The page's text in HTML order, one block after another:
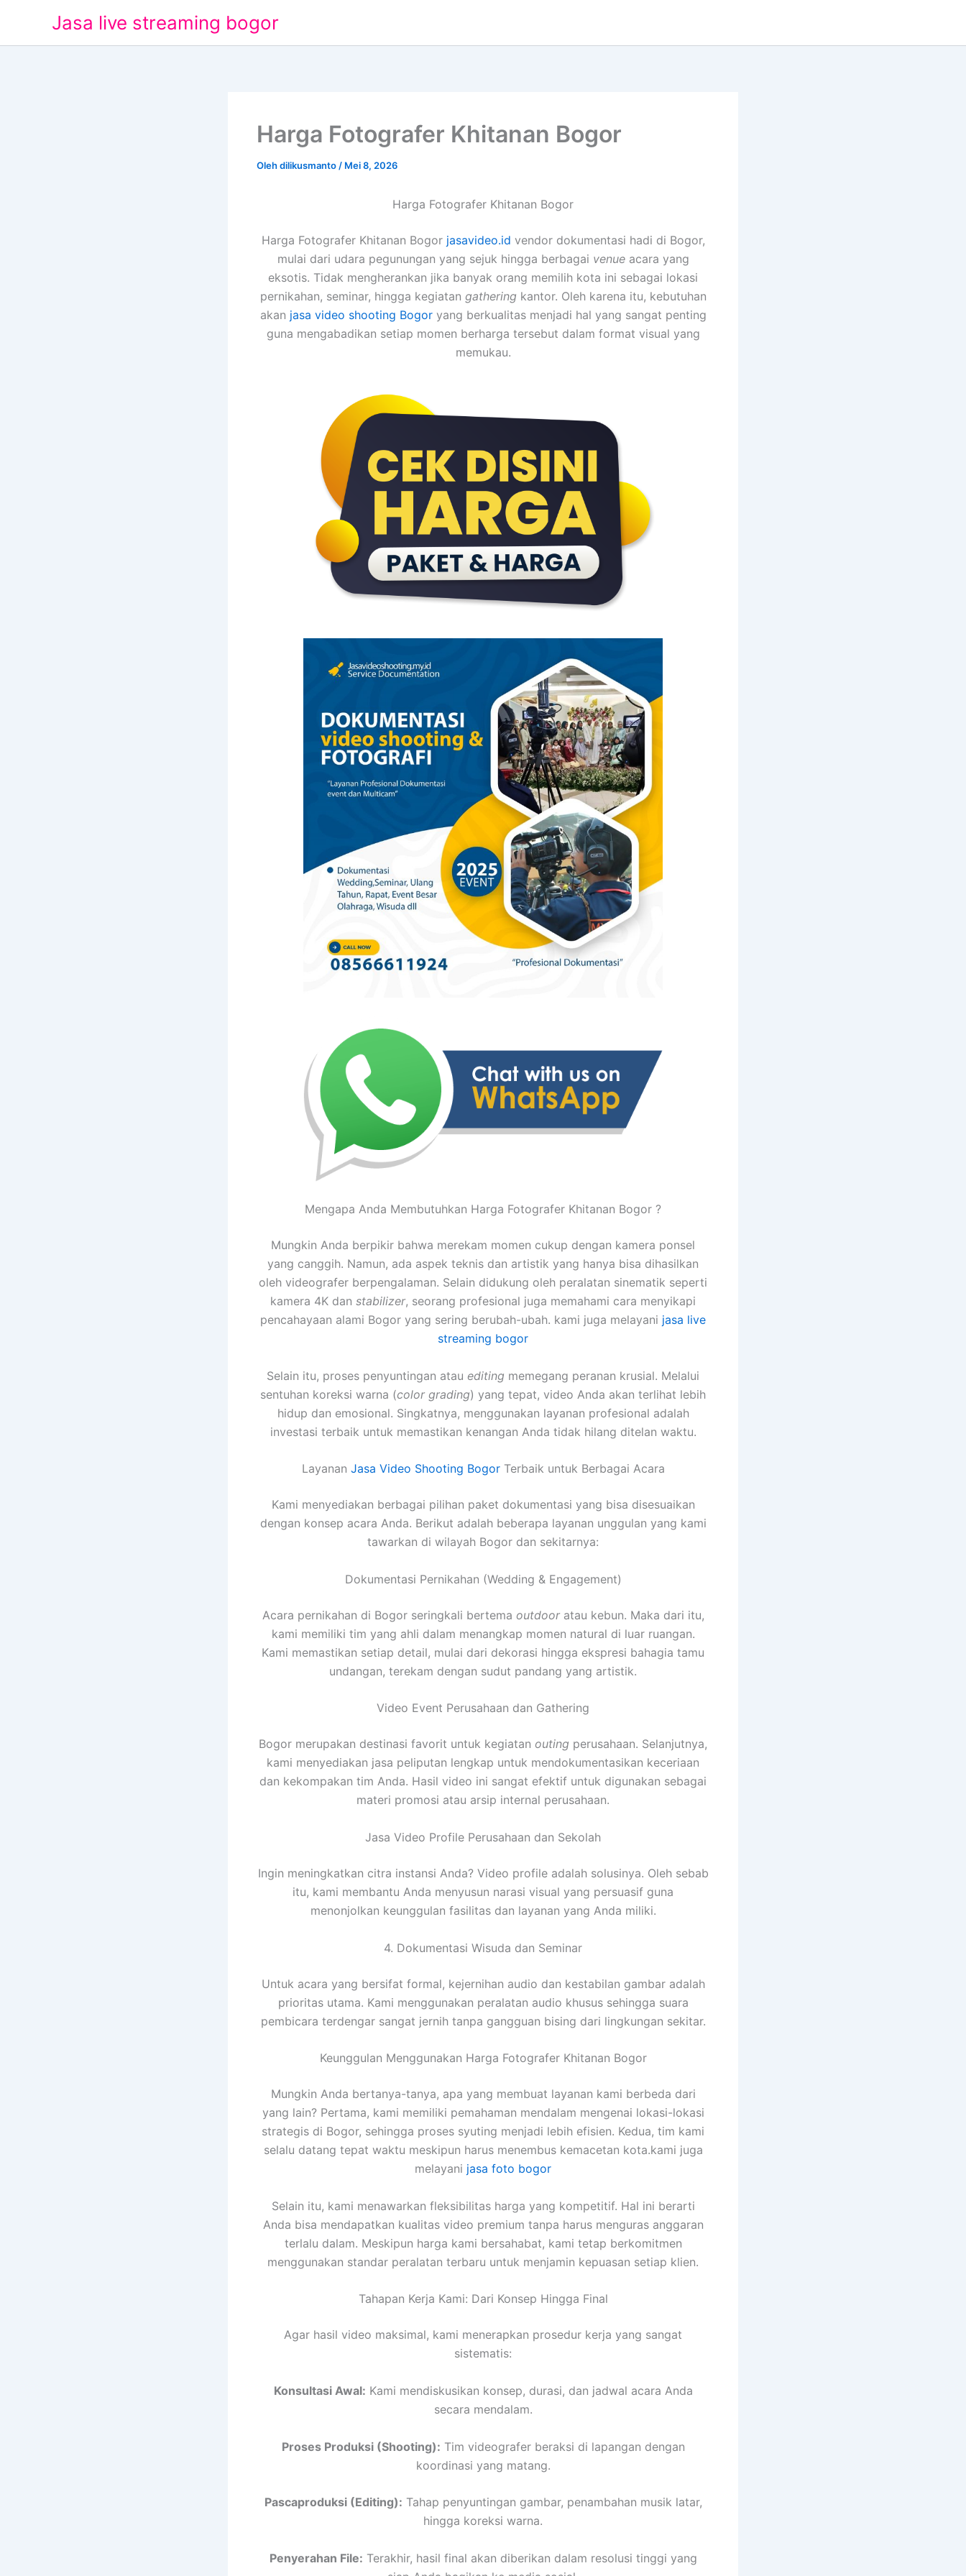
konten
Jasa live streaming bogor
Harga Fotografer Khitanan Bogor
Olehdilikusmanto / Mei 8, 2026
Harga Fotografer Khitanan Bogor
Harga Fotografer Khitanan Bogor jasavideo.id vendor dokumentasi hadi di Bogor,
mulai dari udara pegunungan yang sejuk hingga berbagai venueacara yang
eksotis. Tidak mengherankan jika banyak orang memilih kota ini sebagai lokasi
pernikahan, seminar, hingga kegiatan gathering kantor. Oleh karena itu, kebutuhan
akan jasa video shooting Bogoryang berkualitas menjadi hal yang sangat penting
guna mengabadikan setiap momen berharga tersebut dalam format visual yang
memukau.
Mengapa Anda Membutuhkan Harga Fotografer Khitanan Bogor ?
Mungkin Anda berpikir bahwa merekam momen cukup dengan kamera ponsel
yang canggih. Namun, ada aspek teknis dan artistik yang hanya bisa dihasilkan
oleh videografer berpengalaman. Selain didukung oleh peralatan sinematik seperti
kamera 4K dan stabilizer, seorang profesional juga memahami cara menyikapi
pencahayaan alami Bogor yang sering berubah-ubah. kami juga melayani jasa live
streaming bogor
Selain itu, proses penyuntingan atau editing memegang peranan krusial. Melalui
sentuhan koreksi warna (color grading) yang tepat, video Anda akan terlihat lebih
hidup dan emosional. Singkatnya, menggunakan layanan profesional adalah
investasi terbaik untuk memastikan kenangan Anda tidak hilang ditelan waktu.
Layanan Jasa Video Shooting BogorTerbaik untuk Berbagai Acara
Kami menyediakan berbagai pilihan paket dokumentasi yang bisa disesuaikan
dengan konsep acara Anda. Berikut adalah beberapa layanan unggulan yang kami
tawarkan di wilayah Bogor dan sekitarnya:
Dokumentasi Pernikahan (Wedding & Engagement)
Acara pernikahan di Bogor seringkali bertema outdooratau kebun. Maka dari itu,
kami memiliki tim yang ahli dalam menangkap momen natural di luar ruangan.
Kami memastikan setiap detail, mulai dari dekorasi hingga ekspresi bahagia tamu
undangan, terekam dengan sudut pandang yang artistik.
Video Event Perusahaan dan Gathering
Bogor merupakan destinasi favorit untuk kegiatan outing perusahaan. Selanjutnya,
kami menyediakan jasa peliputan lengkap untuk mendokumentasikan keceriaan
dan kekompakan tim Anda. Hasil video ini sangat efektif untuk digunakan sebagai
materi promosi atau arsip internal perusahaan.
Jasa Video Profile Perusahaan dan Sekolah
Ingin meningkatkan citra instansi Anda? Video profile adalah solusinya. Oleh sebab
itu, kami membantu Anda menyusun narasi visual yang persuasif guna
menonjolkan keunggulan fasilitas dan layanan yang Anda miliki.
4. Dokumentasi Wisuda dan Seminar
Untuk acara yang bersifat formal, kejernihan audio dan kestabilan gambar adalah
prioritas utama. Kami menggunakan peralatan audio khusus sehingga suara
pembicara terdengar sangat jernih tanpa gangguan bising dari lingkungan sekitar.
Keunggulan Menggunakan Harga Fotografer Khitanan Bogor
Mungkin Anda bertanya-tanya, apa yang membuat layanan kami berbeda dari
yang lain? Pertama, kami memiliki pemahaman mendalam mengenai lokasi-lokasi
strategis di Bogor, sehingga proses syuting menjadi lebih efisien. Kedua, tim kami
selalu datang tepat waktu meskipun harus menembus kemacetan kota.kami juga
melayani jasa foto bogor
Selain itu, kami menawarkan fleksibilitas harga yang kompetitif. Hal ini berarti
Anda bisa mendapatkan kualitas video premium tanpa harus menguras anggaran
terlalu dalam. Meskipun harga kami bersahabat, kami tetap berkomitmen
menggunakan standar peralatan terbaru untuk menjamin kepuasan setiap klien.
Tahapan Kerja Kami: Dari Konsep Hingga Final
Agar hasil video maksimal, kami menerapkan prosedur kerja yang sangat
sistematis:
Konsultasi Awal: Kami mendiskusikan konsep, durasi, dan jadwal acara Anda
secara mendalam.
Proses Produksi (Shooting): Tim videografer beraksi di lapangan dengan
koordinasi yang matang.
Pascaproduksi (Editing): Tahap penyuntingan gambar, penambahan musik latar,
hingga koreksi warna.
Penyerahan File: Terakhir, hasil final akan diberikan dalam resolusi tinggi yang